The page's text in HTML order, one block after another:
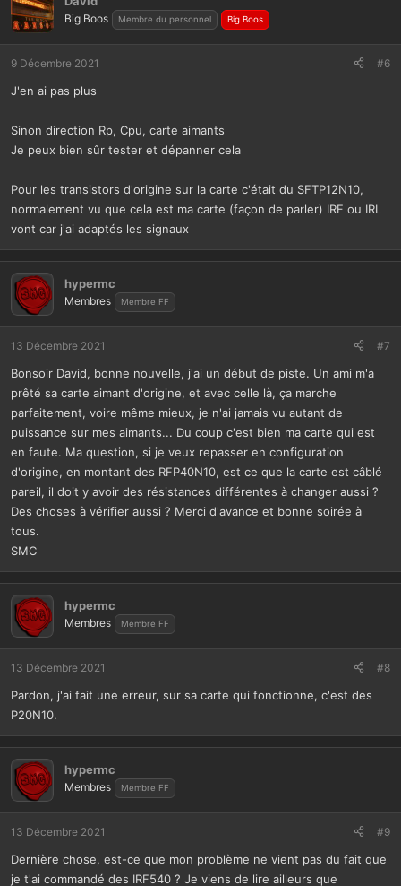
Big Boos Membre du personnel Big Boos
9 Décembre 2021 #6
J'en ai pas plus
Sinon direction Rp, Cpu, carte aimants
Je peux bien sûr tester et dépanner cela
Pour les transistors d'origine sur la carte c'était du SFTP12N10,
normalement vu que cela est ma carte (façon de parler) IRF ou IRL
vont car j'ai adaptés les signaux
hypermc
Membres Membre FF
13 Décembre 2021 #7
Bonsoir David, bonne nouvelle, j'ai un début de piste. Un ami m'a
prêté sa carte aimant d'origine, et avec celle là, ça marche
parfaitement, voire même mieux, je n'ai jamais vu autant de
puissance sur mes aimants... Du coup c'est bien ma carte qui est
en faute. Ma question, si je veux repasser en configuration
d'origine, en montant des RFP40N10, est ce que la carte est câblé
pareil, il doit y avoir des résistances différentes à changer aussi ?
Des choses à vérifier aussi ? Merci d'avance et bonne soirée à
tous.
SMC
hypermc
Membres Membre FF
13 Décembre 2021 #8
Pardon, j'ai fait une erreur, sur sa carte qui fonctionne, c'est des
P20N10.
hypermc
Membres Membre FF
13 Décembre 2021 #9
Dernière chose, est-ce que mon problème ne vient pas du fait que
je t'ai commandé des IRF540 ? Je viens de lire ailleurs que